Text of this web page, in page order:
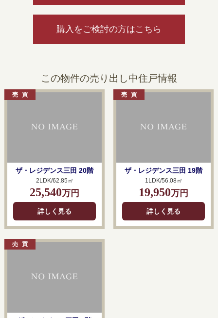
購入をご検討の方はこちら
この物件の売り出し中住戸情報
ザ・レジデンス三田 20階
2LDK/62.85㎡
25,540万円
詳しく見る
ザ・レジデンス三田 19階
1LDK/56.08㎡
19,950万円
詳しく見る